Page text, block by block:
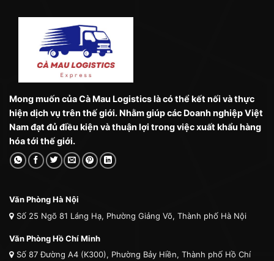
Mong muốn của Cà Mau Logistics là có thể kết nối và thực
hiện dịch vụ trên thế giới. Nhằm giúp các Doanh nghiệp Việt
Nam đạt đủ điều kiện và thuận lợi trong việc xuất khẩu hàng
hóa tới thế giới.
Văn Phòng Hà Nội
Số 25 Ngõ 81 Láng Hạ, Phường Giảng Võ, Thành phố Hà Nội
Văn Phòng Hồ Chí Minh
Số 87 Đường A4 (K300), Phường Bảy Hiền, Thành phố Hồ Chí